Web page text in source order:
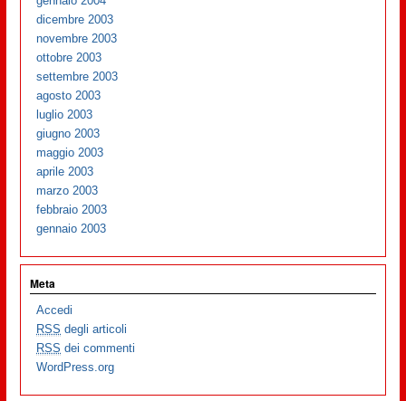
dicembre 2003
novembre 2003
ottobre 2003
settembre 2003
agosto 2003
luglio 2003
giugno 2003
maggio 2003
aprile 2003
marzo 2003
febbraio 2003
gennaio 2003
Meta
Accedi
RSS degli articoli
RSS dei commenti
WordPress.org